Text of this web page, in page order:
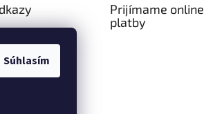
Súhlasím
platba
Prijímame online
platby